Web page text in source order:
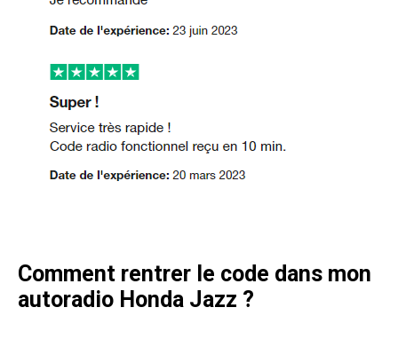
Comment rentrer le code dans mon
autoradio Honda Jazz ?